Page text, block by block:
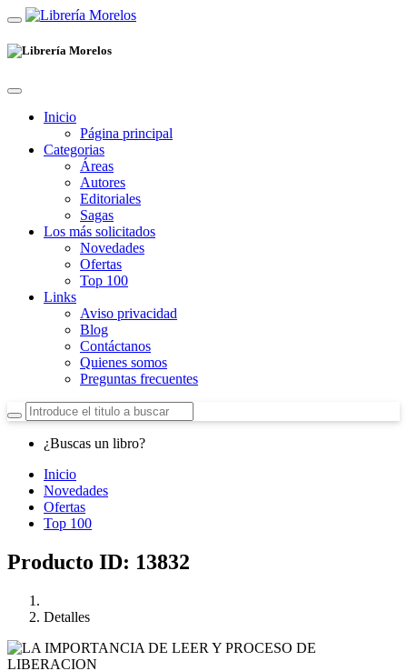
Inicio
Página principal
Categorias
Áreas
Autores
Editoriales
Sagas
Los más solicitados
Novedades
Ofertas
Top 100
Links
Aviso privacidad
Blog
Contáctanos
Quienes somos
Preguntas frecuentes
¿Buscas un libro?
Inicio
Novedades
Ofertas
Top 100
Producto ID: 13832
Detalles